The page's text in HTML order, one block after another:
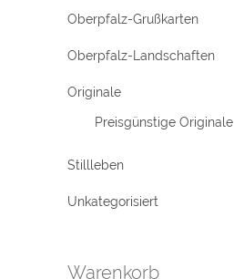
Oberpfalz-Grußkarten
Oberpfalz-Landschaften
Originale
Preisgünstige Originale
Stillleben
Unkategorisiert
Warenkorb